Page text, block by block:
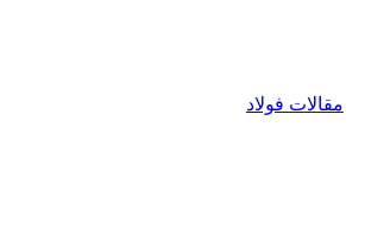
مقالات فولاد